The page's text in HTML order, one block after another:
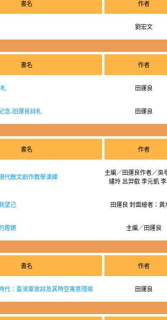
書名 作者
劉宏文
書名 作者
田運良
念-田運良詩札 田運良
書名 作者
代散文創作教學演繹
主編╱田運良作者╱吳
繣玲 呂羿叡 李元凱
望己 田運良 封面繪者：黃
鏗鏘 主編╱田運良
書名 作者
代：臺灣軍旅詩及其時空寓意隱喻 田運良